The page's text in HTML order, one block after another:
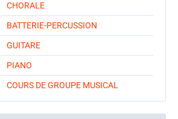
CHORALE
BATTERIE-PERCUSSION
GUITARE
PIANO
COURS DE GROUPE MUSICAL